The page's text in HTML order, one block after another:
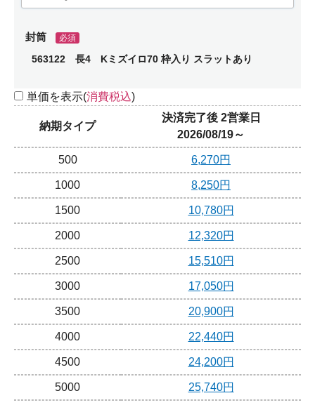
封筒 必須
563122 長4 Kミズイロ70 枠入り スラットあり
単価を表示(消費税込)
納期タイプ
決済完了後 2営業日
2026/08/19～
500 6,270円
1000 8,250円
1500 10,780円
2000 12,320円
2500 15,510円
3000 17,050円
3500 20,900円
4000 22,440円
4500 24,200円
5000 25,740円